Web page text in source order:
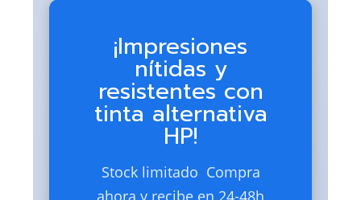
¡Impresiones
nítidas y
resistentes con
tinta alternativa
HP!
Stock limitado  Compra